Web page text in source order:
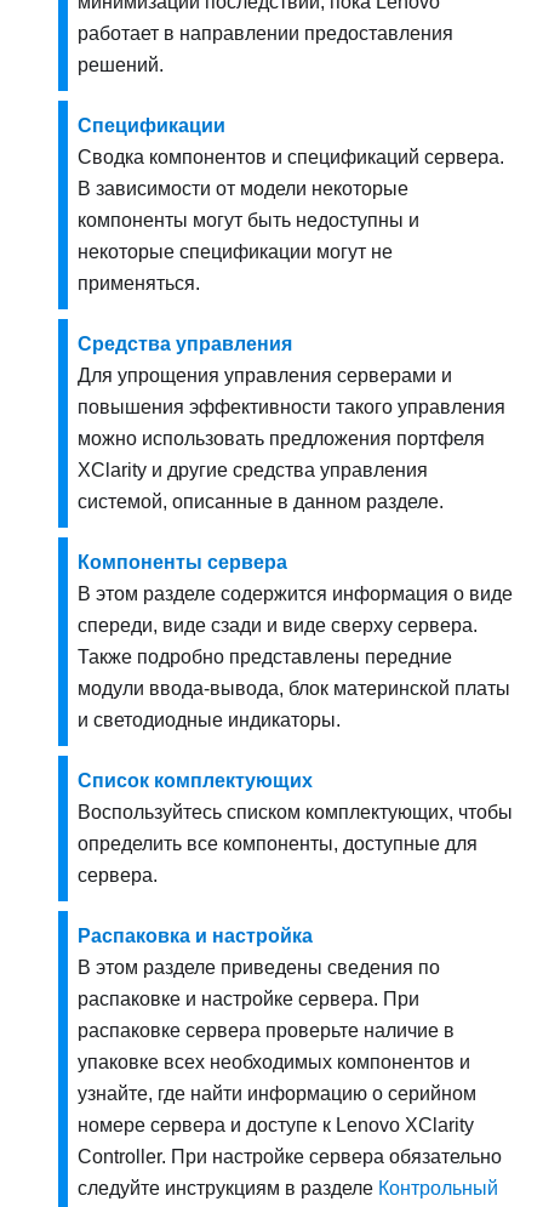
работает в направлении предоставления
решений.
Спецификации
Сводка компонентов и спецификаций сервера.
В зависимости от модели некоторые
компоненты могут быть недоступны и
некоторые спецификации могут не
применяться.
Средства управления
Для упрощения управления серверами и
повышения эффективности такого управления
можно использовать предложения портфеля
XClarity и другие средства управления
системой, описанные в данном разделе.
Компоненты сервера
В этом разделе содержится информация о виде
спереди, виде сзади и виде сверху сервера.
Также подробно представлены передние
модули ввода-вывода, блок материнской платы
и светодиодные индикаторы.
Список комплектующих
Воспользуйтесь списком комплектующих, чтобы
определить все компоненты, доступные для
сервера.
Распаковка и настройка
В этом разделе приведены сведения по
распаковке и настройке сервера. При
распаковке сервера проверьте наличие в
упаковке всех необходимых компонентов и
узнайте, где найти информацию о серийном
номере сервера и доступе к Lenovo XClarity
Controller. При настройке сервера обязательно
следуйте инструкциям в разделе Контрольный